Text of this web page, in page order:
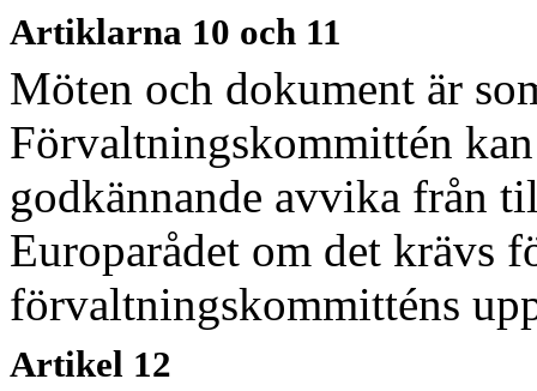
Artiklarna 10 och 11
Möten och dokument är
Förvaltningskommittén
godkännande avvika från
Europarådet om det krävs
förvaltningskommitténs
Artikel 12